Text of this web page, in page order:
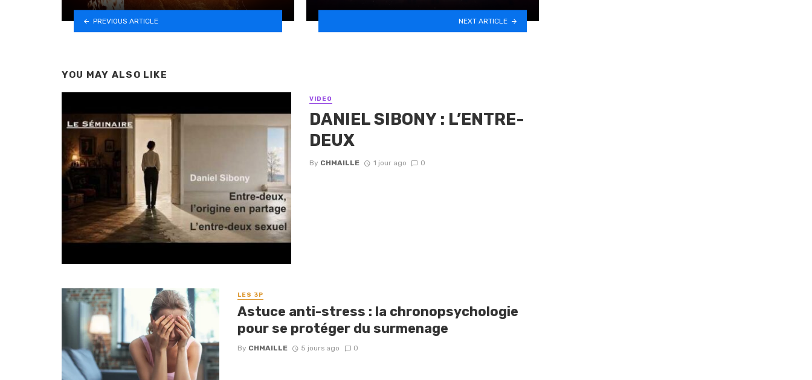
PREVIOUS ARTICLE NEXT ARTICLE
YOU MAY ALSO LIKE
VIDEO
DANIEL SIBONY : L’ENTRE-
DEUX
By CHMAILLE 1 jour ago 0
LES 3P
Astuce anti-stress : la chronopsychologie
pour se protéger du surmenage
By CHMAILLE 5 jours ago 0